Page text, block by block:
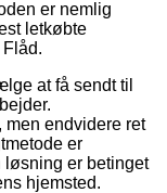
er nemlig
letkøbte
at få sendt til
men endvidere ret
er
løsning er betinget
hjemsted.